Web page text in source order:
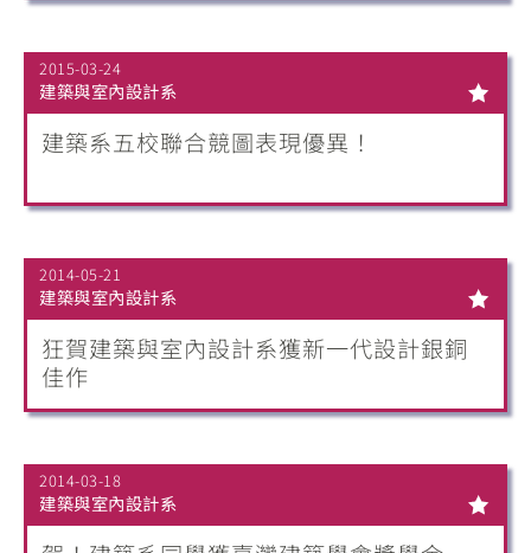
2015-03-24
建築與室內設計系
建築系五校聯合競圖表現優異！
2014-05-21
建築與室內設計系
狂賀建築與室內設計系獲新一代設計銀銅
佳作
2014-03-18
建築與室內設計系